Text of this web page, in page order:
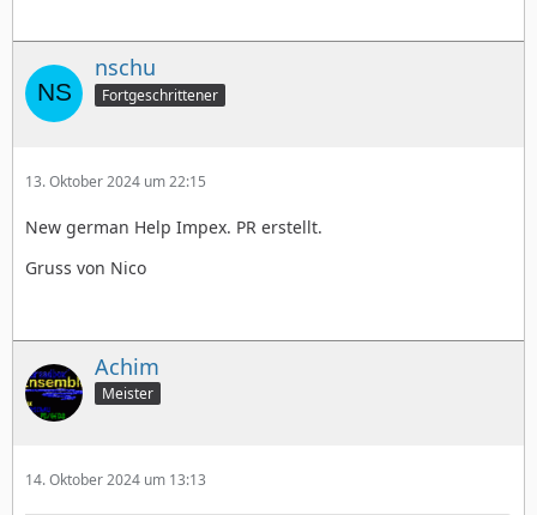
nschu
Fortgeschrittener
13. Oktober 2024 um 22:15
New german Help Impex. PR erstellt.
Gruss von Nico
Achim
Meister
14. Oktober 2024 um 13:13